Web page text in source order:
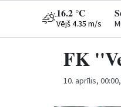
16.2 °C
Vējš 4.35 m/s
FK
10. aprīlis,